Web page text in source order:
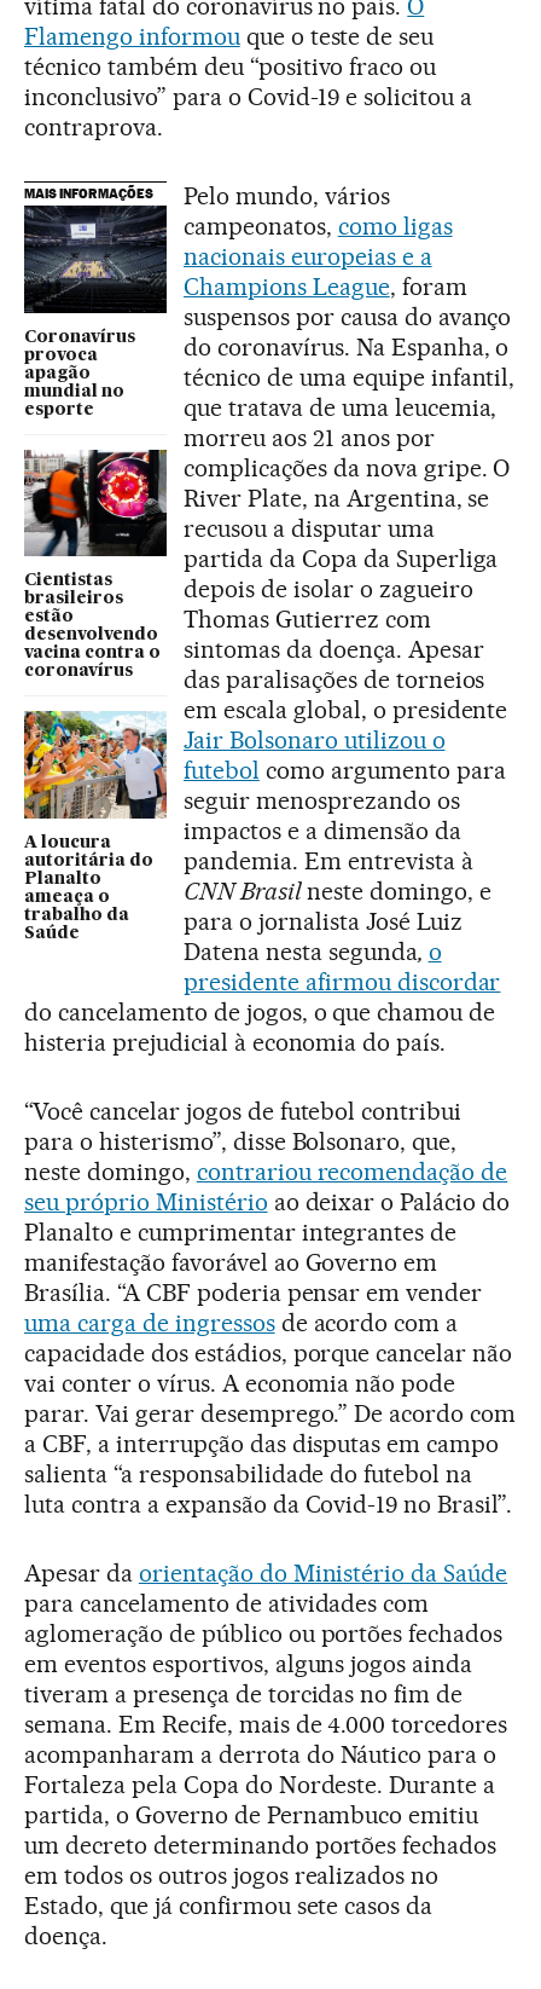
vítima fatal do coronavírus no país. O
Flamengo informouque o teste de seu
técnico também deu “positivo fraco ou
inconclusivo” para o Covid-19 e solicitou a
contraprova.
MAIS INFORMAÇÕES
Coronavírus
provoca
apagão
mundial no
esporte
Cientistas
brasileiros
estão
desenvolvendo
vacina contra o
coronavírus
A loucura
autoritária do
Planalto
ameaça o
trabalho da
Saúde
Pelo mundo, vários
campeonatos, como ligas
nacionais europeias e a
Champions League, foram
suspensos por causa do avanço
do coronavírus. Na Espanha, o
técnico de uma equipe infantil,
que tratava de uma leucemia,
morreu aos 21 anos por
complicações da nova gripe. O
River Plate, na Argentina, se
recusou a disputar uma
partida da Copa da Superliga
depois de isolar o zagueiro
Thomas Gutierrez com
sintomas da doença. Apesar
das paralisações de torneios
em escala global, o presidente
Jair Bolsonaro utilizou o
futebol como argumento para
seguir menosprezando os
impactos e a dimensão da
pandemia. Em entrevista à
CNN Brasilneste domingo, e
para o jornalista José Luiz
Datena nesta segunda, o
presidente afirmou discordar
do cancelamento de jogos, o que chamou de
histeria prejudicial à economia do país.
“Você cancelar jogos de futebol contribui
para o histerismo”, disse Bolsonaro, que,
neste domingo, contrariou recomendação de
seu próprio Ministério ao deixar o Palácio do
Planalto e cumprimentar integrantes de
manifestação favorável ao Governo em
Brasília. “A CBF poderia pensar em vender
uma carga de ingressosde acordo com a
capacidade dos estádios, porque cancelar não
vai conter o vírus. A economia não pode
parar. Vai gerar desemprego.” De acordo com
a CBF, a interrupção das disputas em campo
salienta “a responsabilidade do futebol na
luta contra a expansão da Covid-19 no Brasil”.
Apesar da orientação do Ministério da Saúde
para cancelamento de atividades com
aglomeração de público ou portões fechados
em eventos esportivos, alguns jogos ainda
tiveram a presença de torcidas no fim de
semana. Em Recife, mais de 4.000 torcedores
acompanharam a derrota do Náutico para o
Fortaleza pela Copa do Nordeste. Durante a
partida, o Governo de Pernambuco emitiu
um decreto determinando portões fechados
em todos os outros jogos realizados no
Estado, que já confirmou sete casos da
doença.